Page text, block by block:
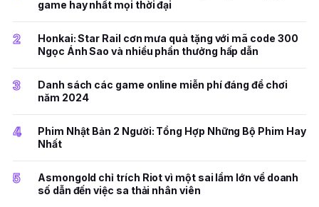
game hay nhất mọi thời đại
2
Honkai: Star Rail cơn mưa quà tặng với mã code 300
Ngọc Ánh Sao và nhiều phần thưởng hấp dẫn
3
Danh sách các game online miễn phí đáng để chơi
năm 2024
4
Phim Nhật Bản 2 Người: Tổng Hợp Những Bộ Phim Hay
Nhất
5
Asmongold chỉ trích Riot vì một sai lầm lớn về doanh
số dẫn đến việc sa thải nhân viên